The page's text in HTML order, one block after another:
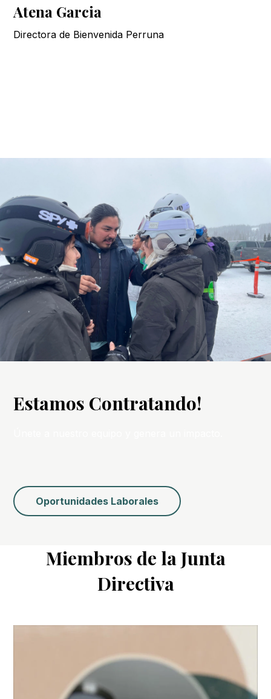
Atena Garcia
Directora de Bienvenida Perruna
Estamos Contratando!
Oportunidades Laborales
Miembros de la Junta
Directiva